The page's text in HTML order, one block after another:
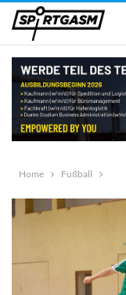
Home
Fußball